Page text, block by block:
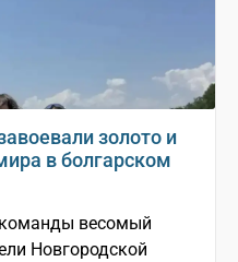
золото и
в болгарском
весомый
Новгородской